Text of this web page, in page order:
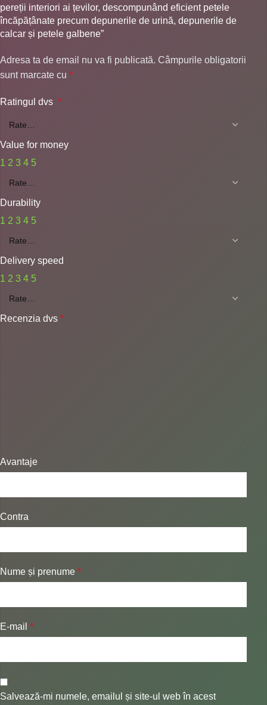
pereții interiori ai țevilor, descompunând eficient petele
încăpățânate precum depunerile de urină, depunerile de
calcar și petele galbene”
Adresa ta de email nu va fi publicată. Câmpurile obligatorii
sunt marcate cu*
Ratingul dvs*
Value for money
1 2 3 4 5
Durability
1 2 3 4 5
Delivery speed
1 2 3 4 5
Recenzia dvs*
Avantaje
Contra
Nume și prenume*
E-mail*
Salvează-mi numele, emailul și site-ul web în acest